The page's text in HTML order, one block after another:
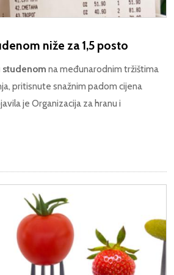
niže za 1,5 posto
studenom na međunarodnim tržištima
pritisnute snažnim padom cijena
je Organizacija za hranu i